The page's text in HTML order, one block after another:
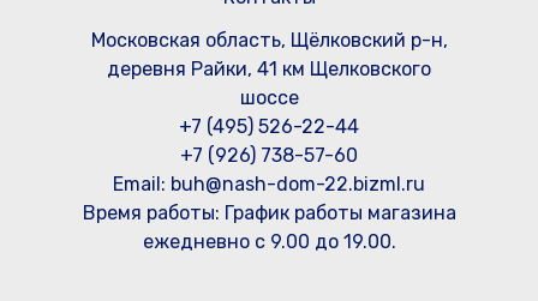
Московская область, Щёлковский р-н,
деревня Райки, 41 км Щелковского
шоссе
+7 (495) 526-22-44
+7 (926) 738-57-60
Email: buh@nash-dom-22.bizml.ru
Время работы: График работы магазина
ежедневно с 9.00 до 19.00.